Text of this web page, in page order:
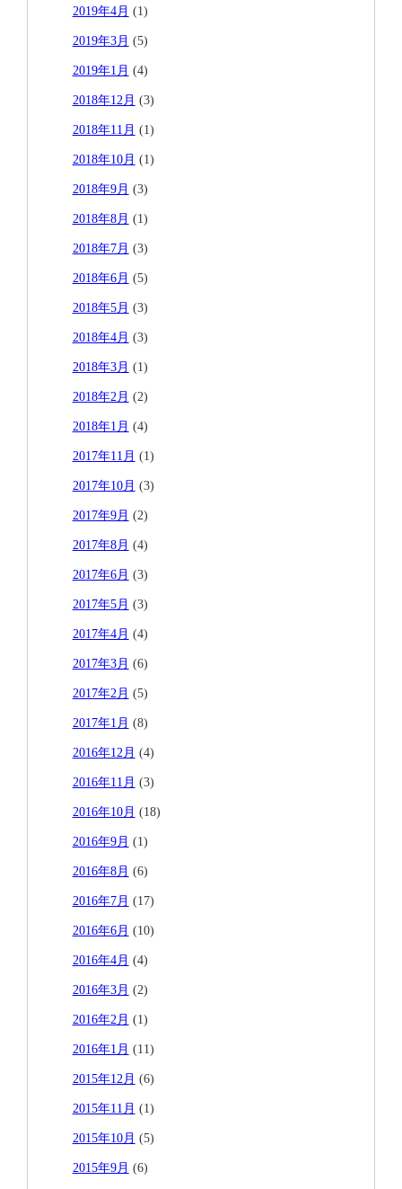
2019年4月 (1)
2019年3月 (5)
2019年1月 (4)
2018年12月 (3)
2018年11月 (1)
2018年10月 (1)
2018年9月 (3)
2018年8月 (1)
2018年7月 (3)
2018年6月 (5)
2018年5月 (3)
2018年4月 (3)
2018年3月 (1)
2018年2月 (2)
2018年1月 (4)
2017年11月 (1)
2017年10月 (3)
2017年9月 (2)
2017年8月 (4)
2017年6月 (3)
2017年5月 (3)
2017年4月 (4)
2017年3月 (6)
2017年2月 (5)
2017年1月 (8)
2016年12月 (4)
2016年11月 (3)
2016年10月 (18)
2016年9月 (1)
2016年8月 (6)
2016年7月 (17)
2016年6月 (10)
2016年4月 (4)
2016年3月 (2)
2016年2月 (1)
2016年1月 (11)
2015年12月 (6)
2015年11月 (1)
2015年10月 (5)
2015年9月 (6)